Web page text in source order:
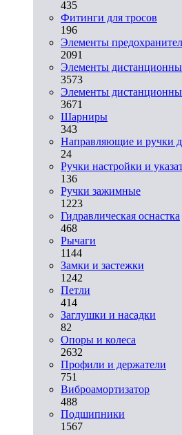
435
Фитинги для тросов
196
Элементы
2091
Элементы
3573
Элементы
3671
Шарниры
343
Направляющие и ручки
24
Ручки настройки и
136
Ручки зажимные
1223
Гидравлическая оснастка
468
Рычаги
1144
Замки и застежки
1242
Петли
414
Заглушки и насадки
82
Опоры и колеса
2632
Профили и держатели
751
Виброамортизатор
488
Подшипники
1567